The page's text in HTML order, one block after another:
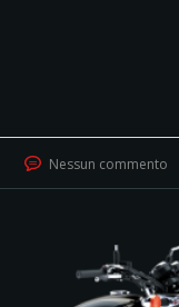
Nessun commento